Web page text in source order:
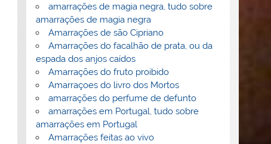
amarrações de magia negra, tudo sobre
amarrações de magia negra
Amarrações de são Cipriano
Amarrações do facalhão de prata, ou da
espada dos anjos caídos
Amarrações do fruto proibido
Amarraçoes do livro dos Mortos
amarrações do perfume de defunto
amarrações em Portugal, tudo sobre
amarrações em Portugal
Amarrações feitas ao vivo